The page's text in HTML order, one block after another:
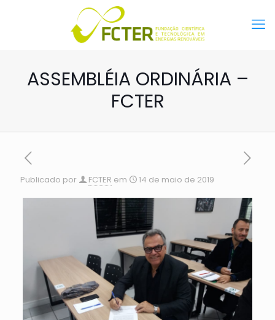
ASSEMBLÉIA ORDINÁRIA –
FCTER
Publicado por FCTER em 14 de maio de 2019